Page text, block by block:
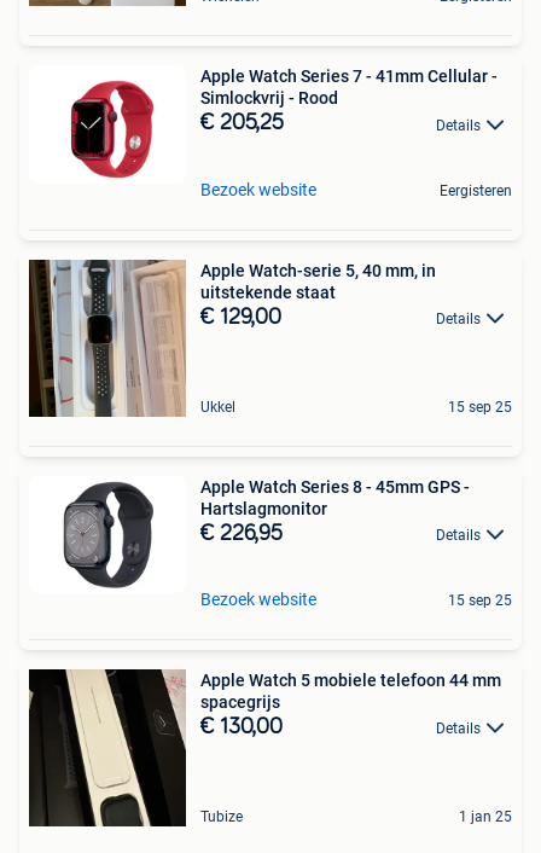
Apple Watch Series 7 - 41mm Cellular -
Simlockvrij - Rood
€ 205,25 Details
Bezoek website Eergisteren
Apple Watch-serie 5, 40 mm, in
uitstekende staat
€ 129,00 Details
Ukkel 15 sep 25
Apple Watch Series 8 - 45mm GPS -
Hartslagmonitor
€ 226,95 Details
Bezoek website 15 sep 25
Apple Watch 5 mobiele telefoon 44 mm
spacegrijs
€ 130,00 Details
Tubize 1 jan 25